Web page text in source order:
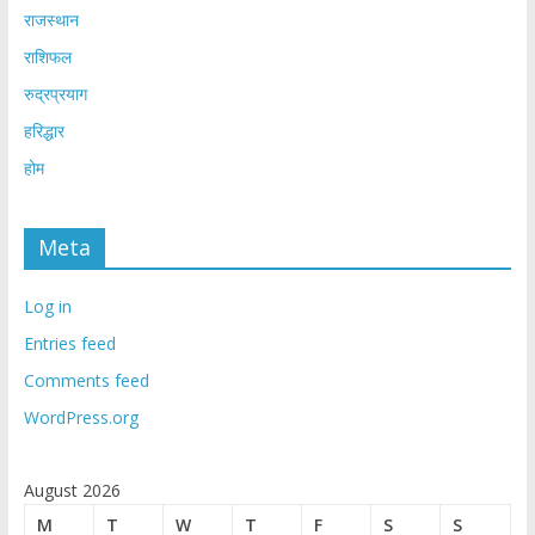
राजस्थान
राशिफल
रुद्रप्रयाग
हरिद्धार
होम
Meta
Log in
Entries feed
Comments feed
WordPress.org
August 2026
M
T W T F S S